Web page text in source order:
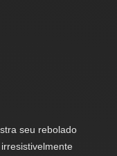
seu rebolado